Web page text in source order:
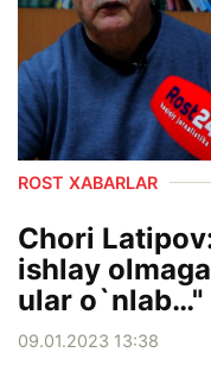
ROST XABARLAR
Chori
ishlay
ular o`nlab…"
09.01.2023 13:38